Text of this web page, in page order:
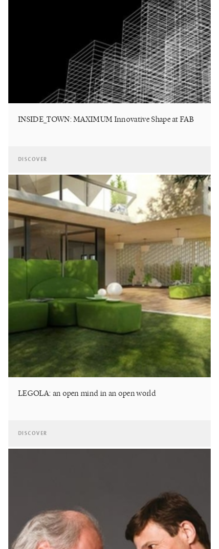
INSIDE_TOWN: MAXIMUM Innovative Shape at FAB
DISCOVER
LEGOLA: an open mind in an open world
DISCOVER